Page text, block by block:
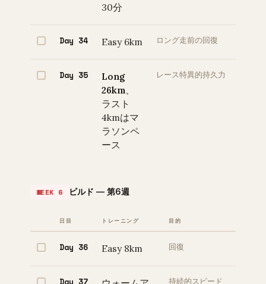
30分
Day 34 Easy 6km ロング走前の回復
Day 35
Long
26km
ラスト
4kmはマ
ラソンペ
ース
レース特異的持久力
WEEK 6 ビルド — 第6週
日目 トレーニング 目的
Day 36 Easy 8km 回復
持続的スピード